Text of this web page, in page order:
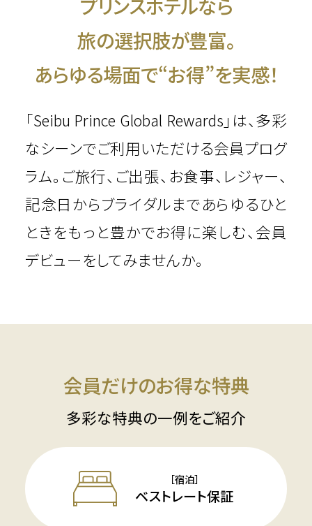
旅の選択肢が豊富。
あらゆる場面で“お得”を実感！
「Seibu Prince Global Rewards」は、多彩
なシーンでご利用いただける会員プログ
ラム。 ご旅行、ご出張、お食事、レジャー、
記念日からブライダルまであらゆるひと
ときをもっと豊かでお得に楽しむ、会員
デビューをしてみませんか。
会員だけのお得な特典
多彩な特典の一例をご紹介
［宿泊］
ベストレート保証